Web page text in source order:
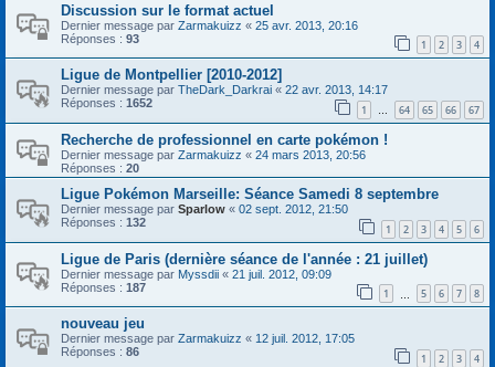
Discussion sur le format actuel
Dernier message par Zarmakuizz « 25 avr. 2013, 20:16
Réponses : 93 1 2 3 4
Ligue de Montpellier [2010-2012]
Dernier message par TheDark_Darkrai « 22 avr. 2013, 14:17
Réponses : 1652 1 … 64 65 66 67
Recherche de professionnel en carte pokémon !
Dernier message par Zarmakuizz « 24 mars 2013, 20:56
Réponses : 20
Ligue Pokémon Marseille: Séance Samedi 8 septembre
Dernier message par Sparlow « 02 sept. 2012, 21:50
Réponses : 132 1 2 3 4 5 6
Ligue de Paris (dernière séance de l'année : 21 juillet)
Dernier message par Myssdii « 21 juil. 2012, 09:09
Réponses : 187 1 5 6 7 8
nouveau jeu
Dernier message par Zarmakuizz « 12 juil. 2012, 17:05
Réponses : 86 1 2 3 4